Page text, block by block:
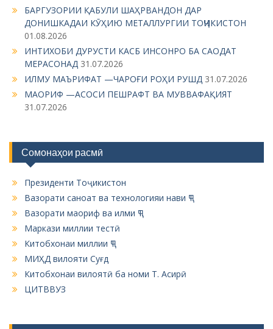
s
a
g
t
n
БАРГУЗОРИИ ҚАБУЛИ ШАҲРВАНДОН ДАР
ДОНИШКАДАИ КӮҲИЮ МЕТАЛЛУРГИИ ТОҶИКИСТОН
01.08.2026
ИНТИХОБИ ДУРУСТИ КАСБ ИНСОНРО БА САОДАТ
МЕРАСОНАД 31.07.2026
ИЛМУ МАЪРИФАТ —ЧАРОҒИ РОҲИ РУШД 31.07.2026
МАОРИФ —АСОСИ ПЕШРАФТ ВА МУВВАФАҚИЯТ
31.07.2026
Сомонаҳои расмӣ
Президенти Тоҷикистон
Вазорати саноат ва технологияи нави ҶТ
Вазорати маориф ва илми ҶТ
Маркази миллии тестӣ
Китобхонаи миллии ҶТ
МИҲД вилояти Суғд
Китобхонаи вилоятӣ ба номи Т. Асирӣ
ЦИТВВУЗ